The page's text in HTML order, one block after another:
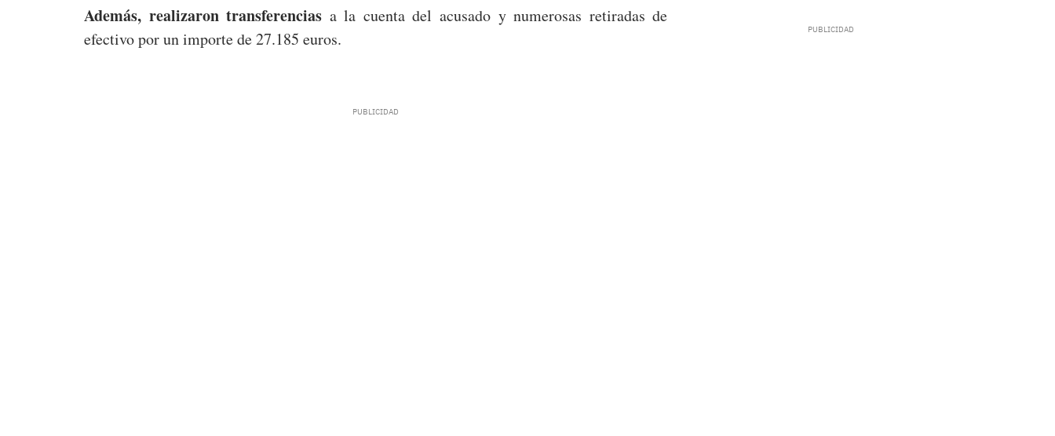
Además, realizaron transferencias a la cuenta del acusado y numerosas retiradas de
efectivo por un importe de 27.185 euros.